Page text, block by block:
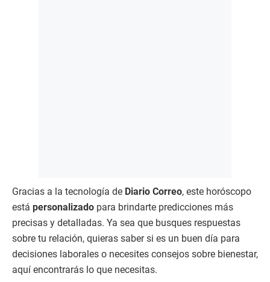
Gracias a la tecnología de Diario Correo, este horóscopo
está personalizado para brindarte predicciones más
precisas y detalladas. Ya sea que busques respuestas
sobre tu relación, quieras saber si es un buen día para
decisiones laborales o necesites consejos sobre bienestar,
aquí encontrarás lo que necesitas.